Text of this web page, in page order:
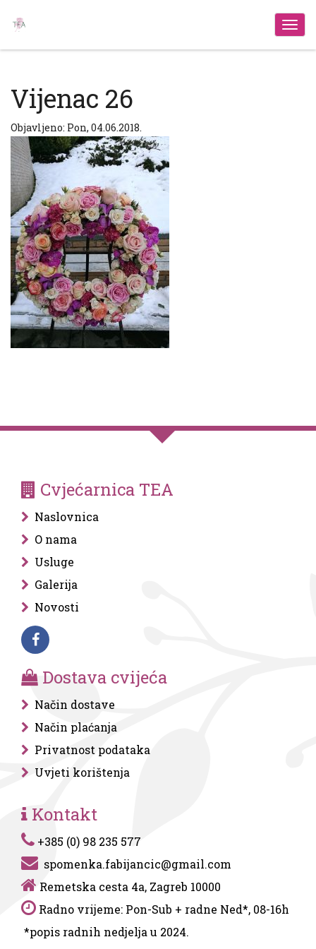
Vijenac 26
Objavljeno: Pon, 04.06.2018.
Cvjećarnica TEA
Naslovnica
O nama
Usluge
Galerija
Novosti
Dostava cvijeća
Način dostave
Način plaćanja
Privatnost podataka
Uvjeti korištenja
Kontakt
+385 (0) 98 235 577
spomenka.fabijancic@gmail.com
Remetska cesta 4a, Zagreb 10000
Radno vrijeme: Pon-Sub + radne Ned*, 08-16h
*popis radnih nedjelja u 2024.